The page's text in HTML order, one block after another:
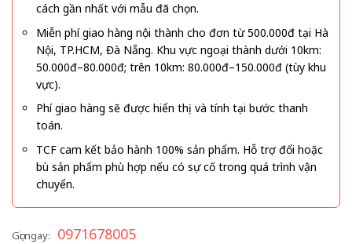
cách gần nhất với mẫu đã chọn.
Miễn phí giao hàng nội thành cho đơn từ 500.000đ tại Hà
Nội, TP.HCM, Đà Nẵng. Khu vực ngoại thành dưới 10km:
50.000đ–80.000đ; trên 10km: 80.000đ–150.000đ (tùy khu
vực).
Phí giao hàng sẽ được hiển thị và tính tại bước thanh
toán.
TCF cam kết bảo hành 100% sản phẩm. Hỗ trợ đổi hoặc
bù sản phẩm phù hợp nếu có sự cố trong quá trình vận
chuyển.
Gọi ngay: 0971678005